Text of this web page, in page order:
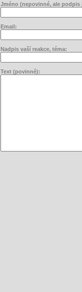
Jméno (nepovinné, ale podpis
Email:
Nadpis vaší reakce, téma:
Text (povinné):